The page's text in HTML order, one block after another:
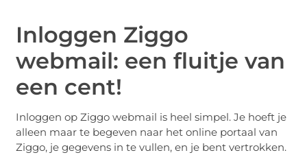
Inloggen Ziggo
webmail: een fluitje van
een cent!
Inloggen op Ziggo webmail is heel simpel. Je hoeft je
alleen maar te begeven naar het online portaal van
Ziggo, je gegevens in te vullen, en je bent vertrokken.